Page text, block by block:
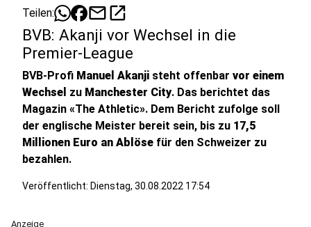
Teilen: mailopen_in_new
BVB: Akanji vor Wechsel in die
Premier-League
BVB-Profi Manuel Akanji steht offenbar vor einem
Wechsel zu Manchester City. Das berichtet das
Magazin «The Athletic». Dem Bericht zufolge soll
der englische Meister bereit sein, bis zu 17,5
Millionen Euro an Ablöse für den Schweizer zu
bezahlen.
Veröffentlicht: Dienstag, 30.08.2022 17:54
Anzeige